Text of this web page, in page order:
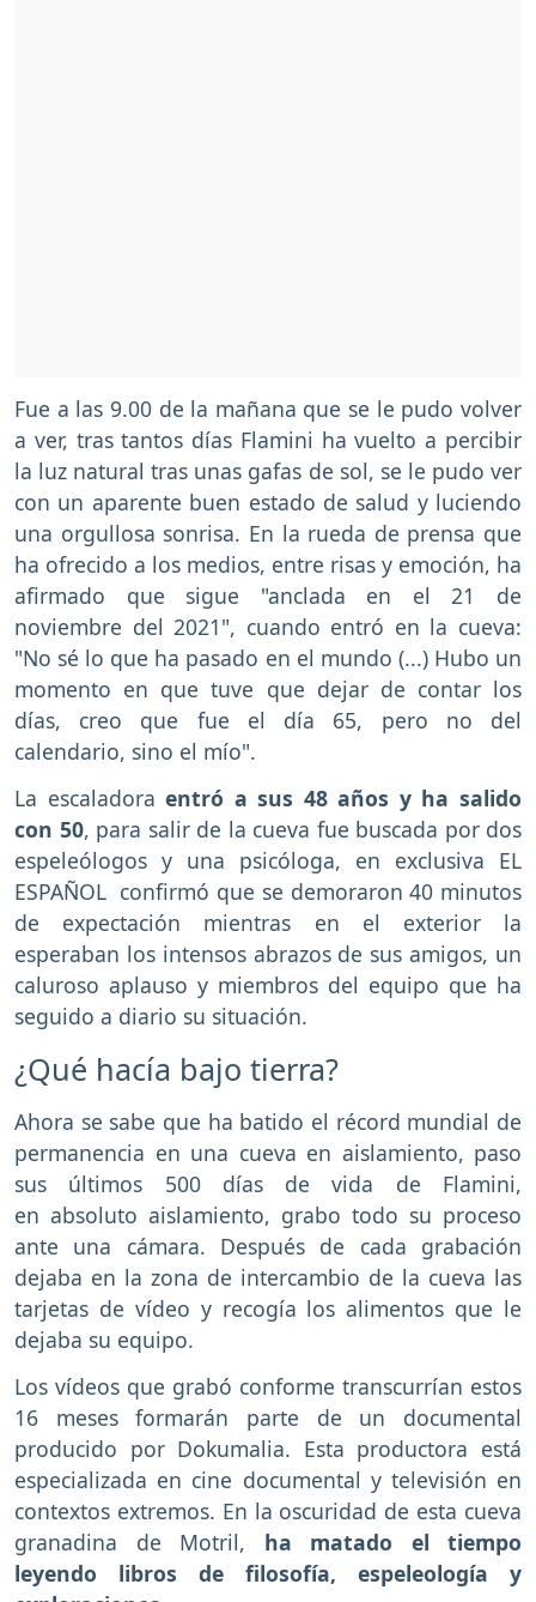
Fue a las 9.00 de la mañana que se le pudo volver
a ver, tras tantos días Flamini ha vuelto a percibir
la luz natural tras unas gafas de sol, se le pudo ver
con un aparente buen estado de salud y luciendo
una orgullosa sonrisa. En la rueda de prensa que
ha ofrecido a los medios, entre risas y emoción, ha
afirmado que sigue "anclada en el 21 de
noviembre del 2021", cuando entró en la cueva:
"No sé lo que ha pasado en el mundo (...) Hubo un
momento en que tuve que dejar de contar los
días, creo que fue el día 65, pero no del
calendario, sino el mío".
La escaladora entró a sus 48 años y ha salido
con 50, para salir de la cueva fue buscada por dos
espeleólogos y una psicóloga, en exclusiva EL
ESPAÑOL confirmó que se demoraron 40 minutos
de expectación mientras en el exterior la
esperaban los intensos abrazos de sus amigos, un
caluroso aplauso y miembros del equipo que ha
seguido a diario su situación.
¿Qué hacía bajo tierra?
Ahora se sabe que ha batido el récord mundial de
permanencia en una cueva en aislamiento, paso
sus últimos 500 días de vida de Flamini,
en absoluto aislamiento, grabo todo su proceso
ante una cámara. Después de cada grabación
dejaba en la zona de intercambio de la cueva las
tarjetas de vídeo y recogía los alimentos que le
dejaba su equipo.
Los vídeos que grabó conforme transcurrían estos
16 meses formarán parte de un documental
producido por Dokumalia. Esta productora está
especializada en cine documental y televisión en
contextos extremos. En la oscuridad de esta cueva
granadina de Motril, ha matado el tiempo
leyendo libros de filosofía, espeleología y